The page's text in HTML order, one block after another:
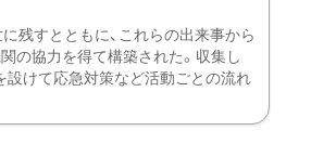
残すとともに、これらの出来事から
の協力を得て構築された。収集し
設けて応急対策など活動ごとの流れ